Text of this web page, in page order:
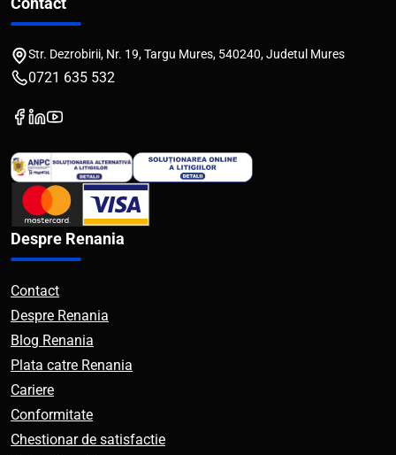
Str. Dezrobirii, Nr. 19, Targu Mures, 540240, Judetul Mures
0721 635 532
Despre Renania
Contact
Despre Renania
Blog Renania
Plata catre Renania
Cariere
Conformitate
Chestionar de satisfactie